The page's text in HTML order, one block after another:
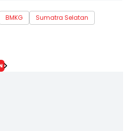
BMKG Sumatra Selatan